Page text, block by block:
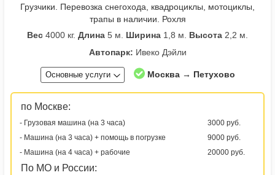
Грузчики. Перевозка снегохода, квадроциклы, мотоциклы,
трапы в наличии. Рохля
Вес 4000 кг. Длина 5 м. Ширина 1,8 м. Высота 2,2 м.
Автопарк: Ивеко Дэйли
Основные услуги Москва → Петухово
по Москве:
- Грузовая машина (на 3 часа)
3000 руб.
- Машина (на 3 часа) + помощь в погрузке
9000 руб.
- Машина (на 4 часа) + рабочие
20000 руб.
По МО и России: